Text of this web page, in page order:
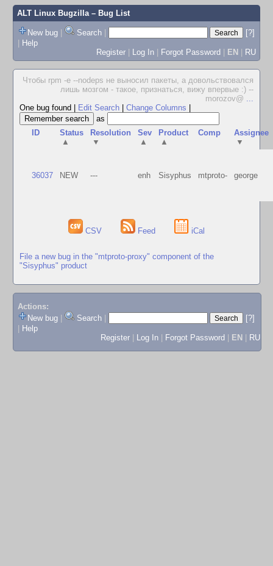
ALT Linux Bugzilla– Bug List
New bug | Search |
[?]
| Help
Register | Log In | Forgot Password | EN | RU
Чтобы rpm -e --nodeps не выносил пакеты, а довольствовался
лишь мозгом - такое, признаться, вижу впервые :) --
morozov@ ...
One bug found
Edit Search Change Columns
as
ID
Status
▲
Resolution
▼
Sev
▲
Product
▲
Comp
Assignee
▼
36037 NEW --- enh Sisyphus mtproto- george
CSV Feed iCal
File a new bug in the "mtproto-proxy" component of the
"Sisyphus" product
Actions:
New bug
Search
[?]
Help
Register
Log In Forgot Password EN RU